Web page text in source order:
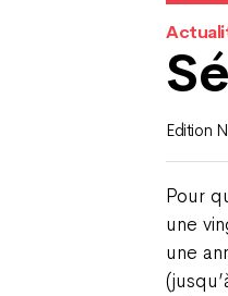
Edition
Pour
une
une